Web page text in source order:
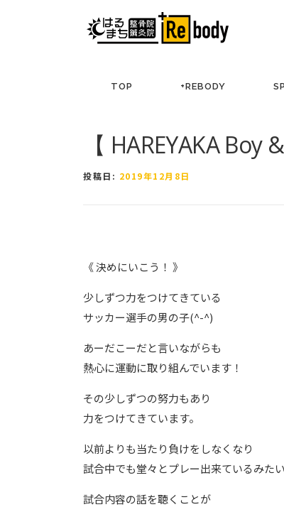
TOP +REBODY
【 HAREYAKA Boy
投稿日: 2019年12月8日
《 決めにいこう！ 》
少しずつ力をつけてきている
サッカー選手の男の子(^-^)
あーだこーだと言いながらも
熱心に運動に取り組んでいます！
その少しずつの努力もあり
力をつけてきています。
以前よりも当たり負けをしなくなり
試合中でも堂々とプレー出来ているみたい
試合内容の話を聴くことが